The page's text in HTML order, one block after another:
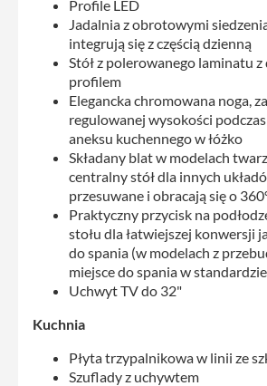
Profile LED
Jadalnia z obrotowymi
integrują się z częścią dzienną
Stół z polerowanego laminatu
profilem
Elegancka chromowana noga,
regulowanej wysokości
aneksu kuchennego w łóżko
Składany blat w modelach
centralny stół dla innych
przesuwane i obracają się o
Praktyczny przycisk na
stołu dla łatwiejszej konwersji
do spania (w modelach z
miejsce do spania w
Uchwyt TV do 32"
Kuchnia
Płyta trzypalnikowa w linii ze
Szuflady z uchywtem